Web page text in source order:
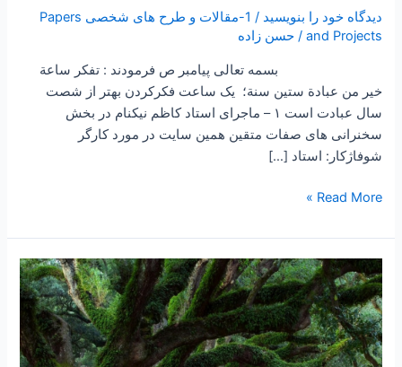
دیدگاه‌ خود را بنویسید /
1-مقالات و طرح های شخصی Papers
and Projects
/حسن زاده
بسمه تعالی پیامبر ص فرمودند : تفكر ساعة
خير من عبادة ستين سنة؛ یک ساعت فکرکردن بهتر از شصت
سال عبادت است ۱ – ماجرای استاد کاظم نیکنام در بخش
سخنرانی های صفات متقین همین سایت در مورد کارگر
شوفاژکار: استاد […]
Read More »
۱۲۳
–
ساعتی
تفکر
۲۳